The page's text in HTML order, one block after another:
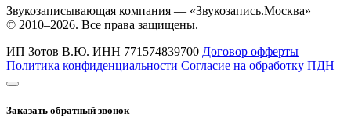
Звукозаписывающая компания — «Звукозапись.Москва»
© 2010–2026. Все права защищены.
ИП Зотов В.Ю. ИНН 771574839700 Договор офферты
Политика конфиденциальности Согласие на обработку ПДН
Заказать обратный звонок